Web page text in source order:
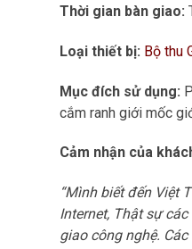
Thời gian bàn giao:
Loại thiết bị: Bộ thu
Mục đích sử dụng:
cắm ranh giới mốc
Cảm nhận của
“Mình biết đến Việt
Internet, Thật sự
giao công nghệ.